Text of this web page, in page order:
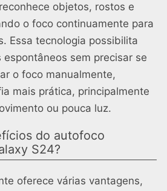
objetos, rostos e
o foco continuamente para
Essa tecnologia possibilita
sem precisar se
o foco manualmente,
mais prática, principalmente
ou pouca luz.
do autofoco
S24?
oferece várias vantagens,